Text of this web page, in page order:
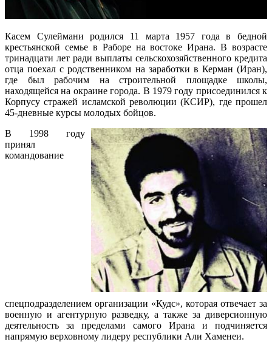
Касем Сулеймани родился 11 марта 1957 года в бедной
крестьянской семье в Раборе на востоке Ирана. В возрасте
тринадцати лет ради выплаты сельскохозяйственного кредита
отца поехал с родственником на заработки в Керман (Иран),
где был рабочим на строительной площадке школы,
находящейся на окраине города. В 1979 году присоединился к
Корпусу стражей исламской революции (КСИР), где прошел
45-дневные курсы молодых бойцов.
В 1998 году
принял
командование
спецподразделением организации «Кудс», которая отвечает за
военную и агентурную разведку, а также за диверсионную
деятельность за пределами самого Ирана и подчиняется
напрямую верховному лидеру республики Али Хаменеи.